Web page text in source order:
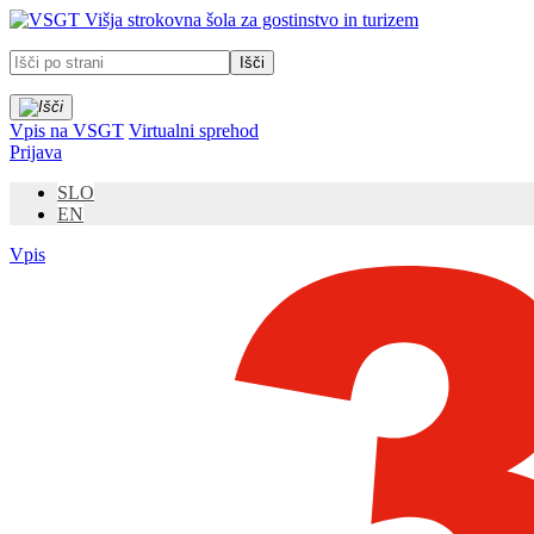
Prosimo,
upoštevajte:
To
spletno
mesto
vključuje
sistem
dostopnosti.
Pritisnite
Control-
F11,
da
prilagodite
Višja strokovna šola za gostinstvo in turizem
Vpis na VSGT Virtualni sprehod
Prijava
SLO
EN
Vpis